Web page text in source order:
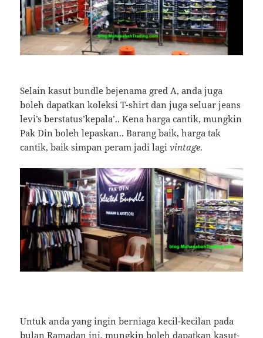
Selain kasut bundle bejenama gred A, anda juga
boleh dapatkan koleksi T-shirt dan juga seluar jeans
levi’s berstatus’kepala’.. Kena harga cantik, mungkin
Pak Din boleh lepaskan.. Barang baik, harga tak
cantik, baik simpan peram jadi lagivintage.
Untuk anda yang ingin berniaga kecil-kecilan pada
bulan Ramadan ini, mungkin boleh dapatkan kasut-